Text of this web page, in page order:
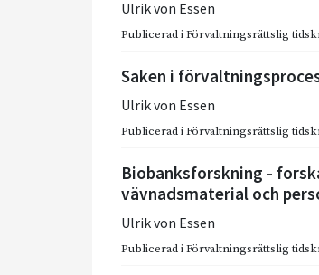
Ulrik von Essen
Publicerad iFörvaltningsrättslig
Saken i
Ulrik von Essen
Publicerad iFörvaltningsrättslig
Biobanksforskning -
vävnadsmaterial och
Ulrik von Essen
Publicerad iFörvaltningsrättslig